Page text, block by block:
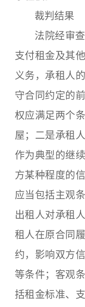
裁判结果
法院经审查
支付租金及其
义务，承租人
守合同约定的
权应满足两个
屋；二是承租
作为典型的继
方某种程度的
应当包括主观
出租人对承租
租人在原合同
约，影响双方
等条件；客观
括租金标准、